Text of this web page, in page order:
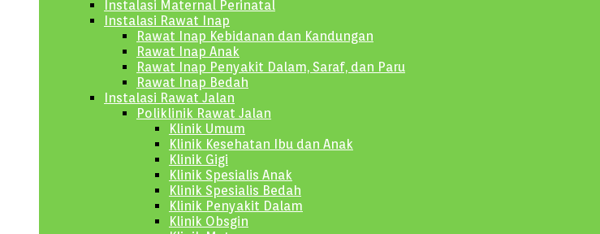
Instalasi Maternal Perinatal
Instalasi Rawat Inap
Rawat Inap Kebidanan dan Kandungan
Rawat Inap Anak
Rawat Inap Penyakit Dalam, Saraf, dan Paru
Rawat Inap Bedah
Instalasi Rawat Jalan
Poliklinik Rawat Jalan
Klinik Umum
Klinik Kesehatan Ibu dan Anak
Klinik Gigi
Klinik Spesialis Anak
Klinik Spesialis Bedah
Klinik Penyakit Dalam
Klinik Obsgin